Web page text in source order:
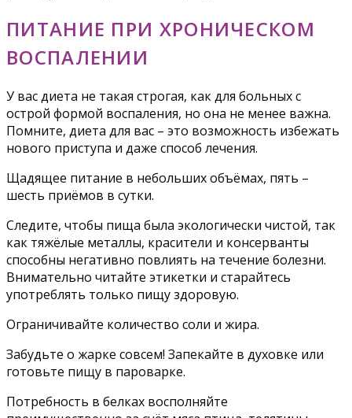
ПИТАНИЕ ПРИ ХРОНИЧЕСКОМ
ВОСПАЛЕНИИ
У вас диета не такая строгая, как для больных с
острой формой воспаления, но она не менее важна.
Помните, диета для вас – это возможность избежать
нового приступа и даже способ лечения.
Щадящее питание в небольших объёмах, пять –
шесть приёмов в сутки.
Следите, чтобы пища была экологически чистой, так
как тяжёлые металлы, красители и консерванты
способны негативно повлиять на течение болезни.
Внимательно читайте этикетки и старайтесь
употреблять только пищу здоровую.
Ограничивайте количество соли и жира.
Забудьте о жарке совсем! Запекайте в духовке или
готовьте пищу в пароварке.
Потребность в белках восполняйте